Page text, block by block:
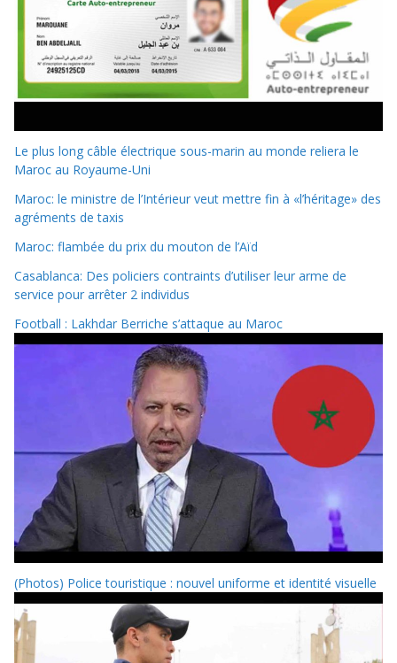
Le plus long câble électrique sous-marin au monde reliera le
Maroc au Royaume-Uni
Maroc: le ministre de l’Intérieur veut mettre fin à «l’héritage» des
agréments de taxis
Maroc: flambée du prix du mouton de l’Aïd
Casablanca: Des policiers contraints d’utiliser leur arme de
service pour arrêter 2 individus
Football : Lakhdar Berriche s’attaque au Maroc
(Photos) Police touristique : nouvel uniforme et identité visuelle